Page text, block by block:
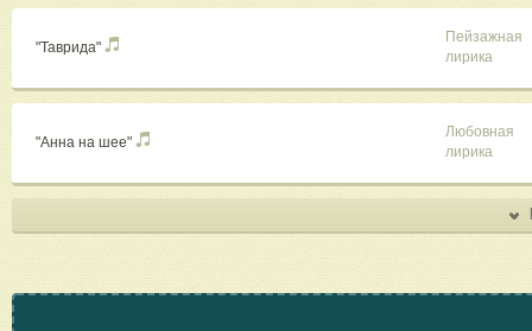
"Таврида"
Пейзажная
лирика
"Анна на шее"
Любовная
лирика